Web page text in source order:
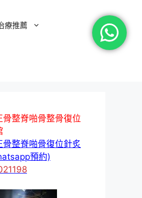
療推薦
骨整脊啪骨整骨復位
整脊啪骨復位針炙
預約)